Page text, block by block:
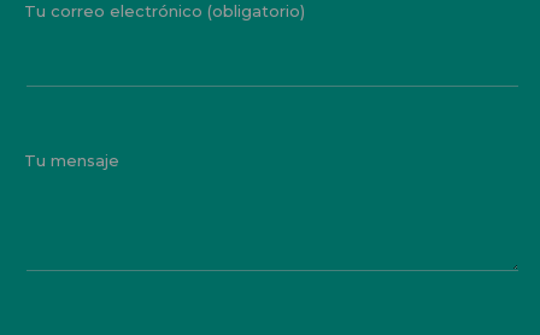
Tu correo electrónico (obligatorio)
Tu mensaje